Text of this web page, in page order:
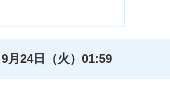
月24日（火）01:59